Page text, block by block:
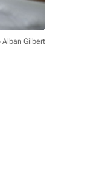
Alban Gilbert